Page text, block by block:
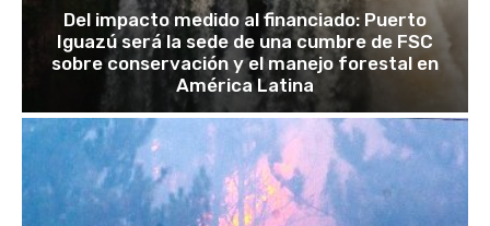
Del impacto medido al financiado: Puerto
Iguazú será la sede de una cumbre de FSC
sobre conservación y el manejo forestal en
América Latina